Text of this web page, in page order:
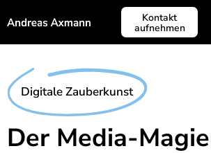
Shows
Person
Kontakt
aufnehmen
Digitale Zauberkunst
Der Media-